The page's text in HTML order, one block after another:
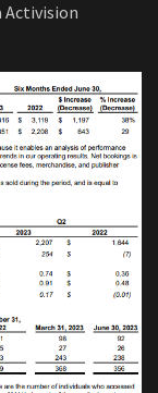
Activision